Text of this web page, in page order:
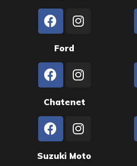
Ford
Chatenet
Suzuki Moto